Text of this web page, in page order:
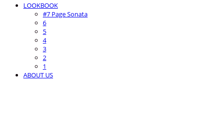
LOOKBOOK
#7 Page Sonata
6
5
4
3
2
1
ABOUT US